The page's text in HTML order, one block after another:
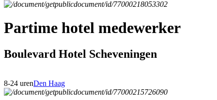
Partime hotel medewerker
Boulevard Hotel Scheveningen
8-24 urenDen Haag